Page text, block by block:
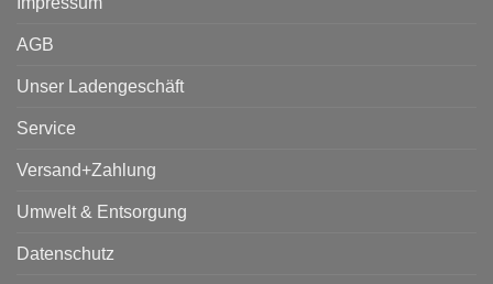
AGB
Unser Ladengeschäft
Service
Versand+Zahlung
Umwelt & Entsorgung
Datenschutz